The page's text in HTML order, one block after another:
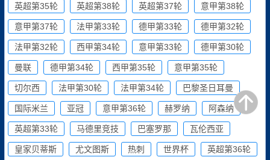
英超第35轮 英超第38轮 英超第37轮 意甲第38轮
意甲第37轮 法甲第33轮 德甲第33轮 德甲第32轮
法甲第32轮 西甲第34轮 意甲第33轮 德甲第30轮
曼联 德甲第34轮 西甲第35轮 意甲第35轮
切尔西 法甲第30轮 法甲第34轮 巴黎圣日耳曼
国际米兰 亚冠 意甲第36轮 赫罗纳 阿森纳
英超第33轮 马德里竞技 巴塞罗那 瓦伦西亚
皇家贝蒂斯 尤文图斯 热刺 世界杯 英超第36轮